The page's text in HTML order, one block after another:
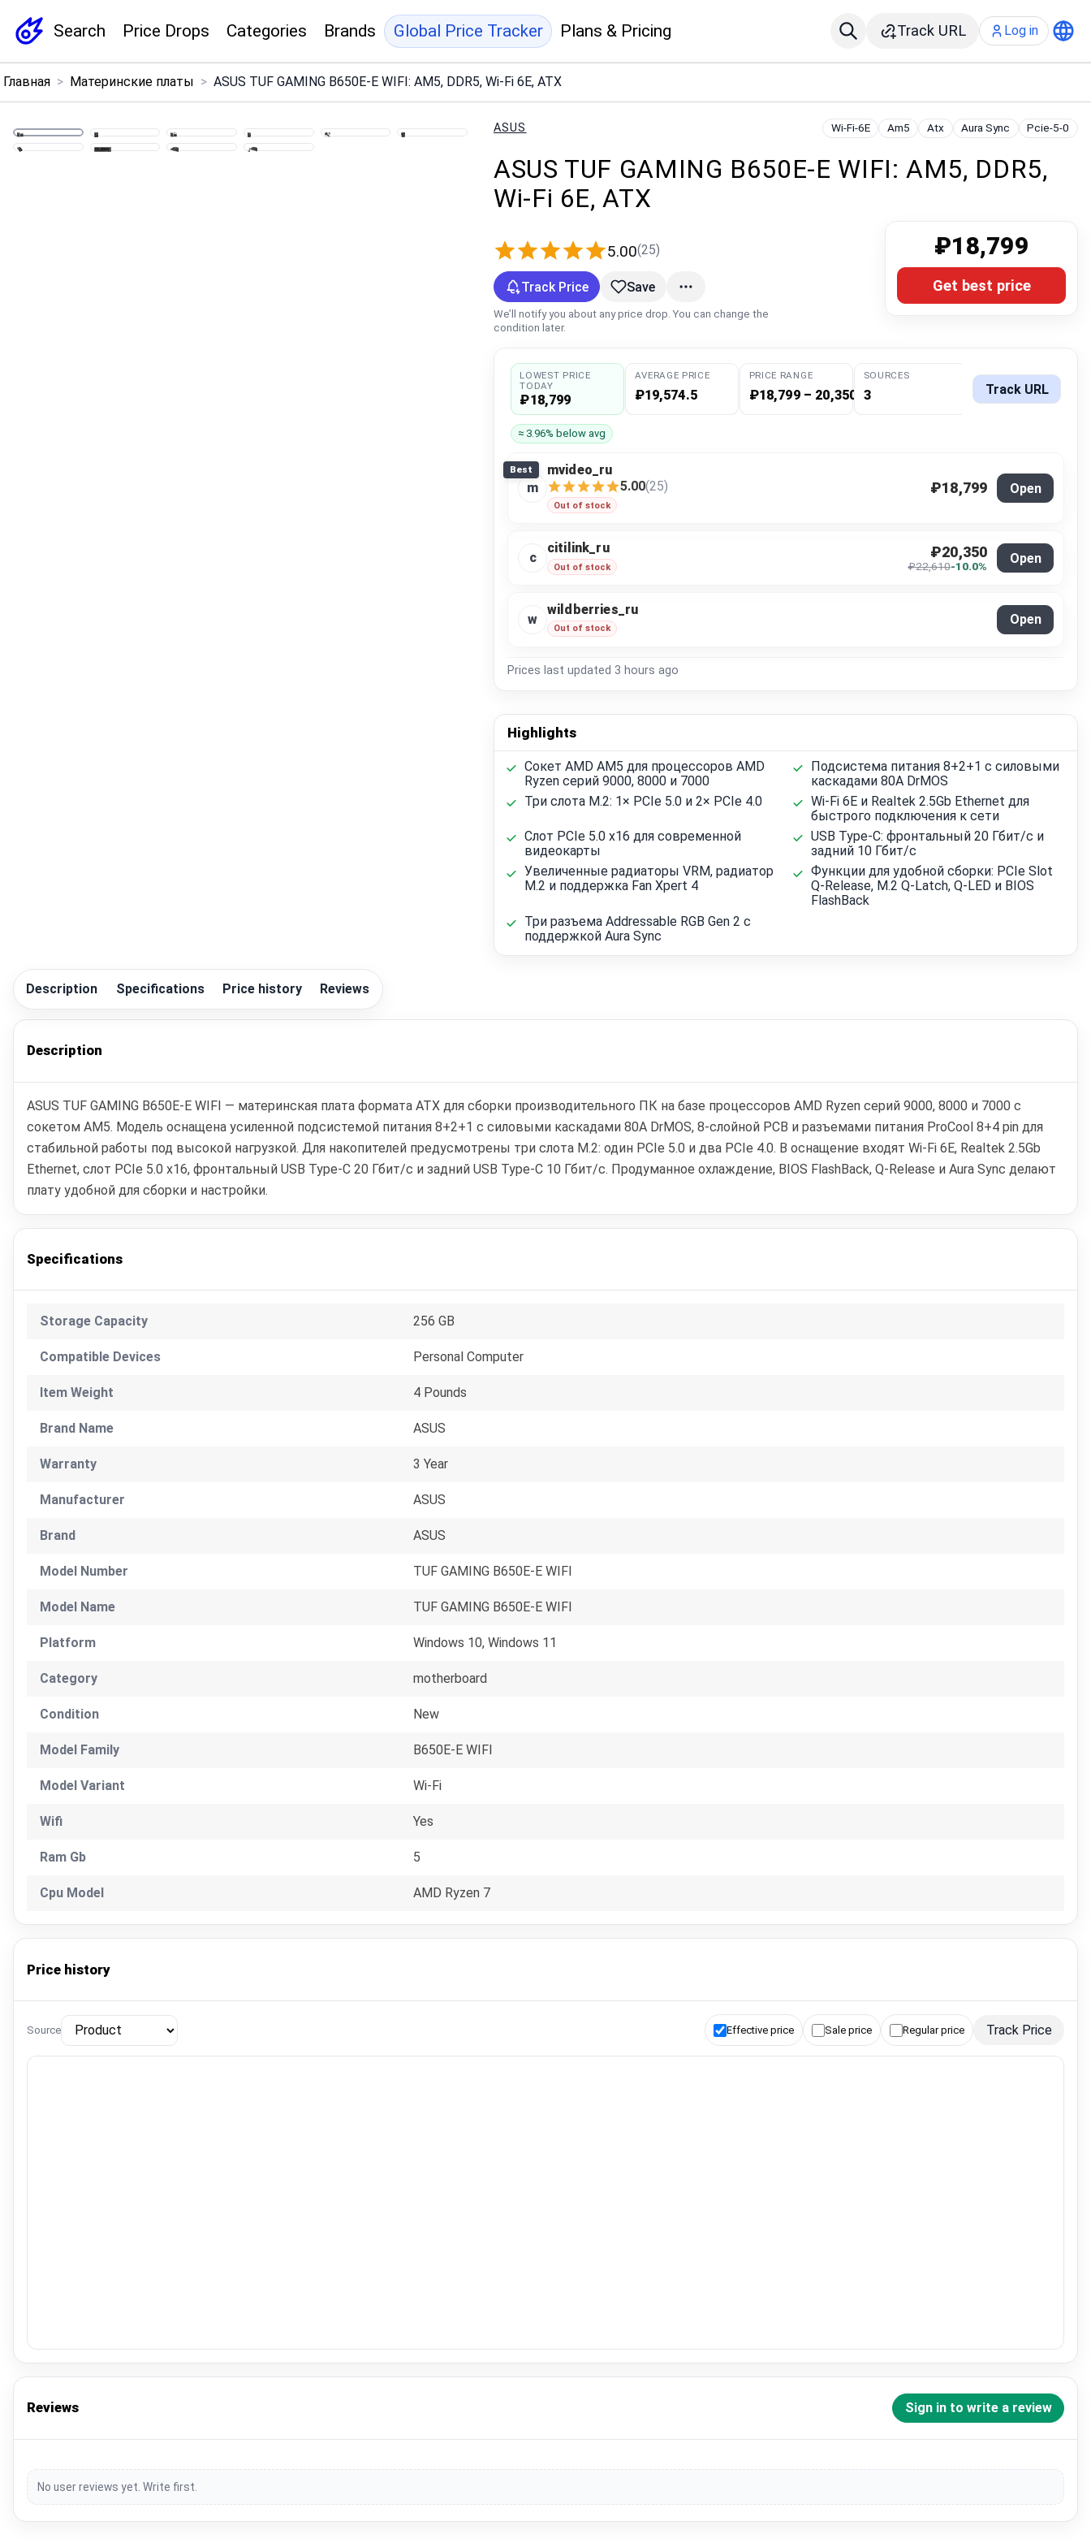
Search Price Drops Categories Brands Global Price Tracker Plans & Pricing Track URL Log in
Menu ×
Home
Главная > Материнские платы > ASUS TUF GAMING B650E-E WIFI: AM5, DDR5, Wi‑Fi 6E, ATX
ASUS Wi-Fi-6E Am5 Atx Aura Sync Pcie-5-0
ASUS TUF GAMING B650E-E WIFI: AM5, DDR5,
Wi‑Fi 6E, ATX
5.00(25) ₽18,799
Get best price
Track Price Save
We’ll notify you about any price drop. You can change the
condition later.
LOWEST PRICE
TODAY
₽18,799
AVERAGE PRICE
₽19,574.5
PRICE RANGE
₽18,799 – 20,350
SOURCES
3 Track URL
≈ 3.96% below avg
Best
m
mvideo_ru
5.00(25)
Out of stock
₽18,799 Open
c
citilink_ru
Out of stock
₽20,350
₽22,610-10.0% Open
w
wildberries_ru
Out of stock
Open
Prices last updated 3 hours ago
Highlights
Сокет AMD AM5 для процессоров AMD
Ryzen серий 9000, 8000 и 7000
Подсистема питания 8+2+1 с силовыми
каскадами 80A DrMOS
Три слота M.2: 1× PCIe 5.0 и 2× PCIe 4.0
Wi‑Fi 6E и Realtek 2.5Gb Ethernet для
быстрого подключения к сети
Слот PCIe 5.0 x16 для современной
видеокарты
USB Type‑C: фронтальный 20 Гбит/с и
задний 10 Гбит/с
Увеличенные радиаторы VRM, радиатор
M.2 и поддержка Fan Xpert 4
Функции для удобной сборки: PCIe Slot
Q-Release, M.2 Q-Latch, Q-LED и BIOS
FlashBack
Три разъема Addressable RGB Gen 2 с
поддержкой Aura Sync
Description Specifications Price history Reviews
Description
ASUS TUF GAMING B650E-E WIFI — материнская плата формата ATX для сборки производительного ПК на базе процессоров AMD Ryzen серий 9000, 8000 и 7000 с
сокетом AM5. Модель оснащена усиленной подсистемой питания 8+2+1 с силовыми каскадами 80A DrMOS, 8-слойной PCB и разъемами питания ProCool 8+4 pin для
стабильной работы под высокой нагрузкой. Для накопителей предусмотрены три слота M.2: один PCIe 5.0 и два PCIe 4.0. В оснащение входят Wi‑Fi 6E, Realtek 2.5Gb
Ethernet, слот PCIe 5.0 x16, фронтальный USB Type‑C 20 Гбит/с и задний USB Type‑C 10 Гбит/с. Продуманное охлаждение, BIOS FlashBack, Q-Release и Aura Sync делают
плату удобной для сборки и настройки.
Specifications
Storage Capacity 256 GB
Compatible Devices Personal Computer
Item Weight 4 Pounds
Brand Name ASUS
Warranty 3 Year
Manufacturer ASUS
Brand ASUS
Model Number TUF GAMING B650E-E WIFI
Model Name TUF GAMING B650E-E WIFI
Platform Windows 10, Windows 11
Category motherboard
Condition New
Model Family B650E-E WIFI
Model Variant Wi-Fi
Wifi Yes
Ram Gb 5
Cpu Model AMD Ryzen 7
Price history
Source Effective price Sale price Regular price Track Price
Reviews Sign in to write a review
No user reviews yet. Write first.